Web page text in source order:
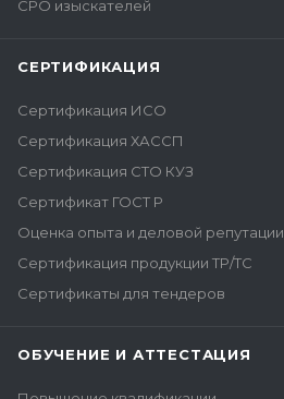
СРО изыскателей
СЕРТИФИКАЦИЯ
Сертификация ИСО
Сертификация ХАССП
Сертификация СТО КУЗ
Сертификат ГОСТ Р
Оценка опыта и деловой репутации
Сертификация продукции ТР/ТС
Сертификаты для тендеров
ОБУЧЕНИЕ И АТТЕСТАЦИЯ